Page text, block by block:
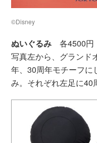
©Disney
ぬいぐるみ 各4500円
写真左から、グランド
年、30周年モチーフに
み。それぞれ左足に40